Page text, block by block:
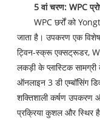
5 वां चरण: WPC
WPC छर्रों को
जाता है। उपकरण एक
ट्विन-स्क्रू एक्सट्रूडर,
लकड़ी के प्लास्टिक
ऑनलाइन 3 डी एम्बॉसिंग
शक्तिशाली कर्षण उपकरण
प्रक्रिया कुशल और स्थिर